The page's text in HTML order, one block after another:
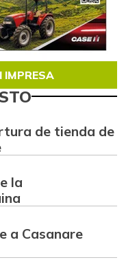
IMPRESA
de tienda de
la
a Casanare